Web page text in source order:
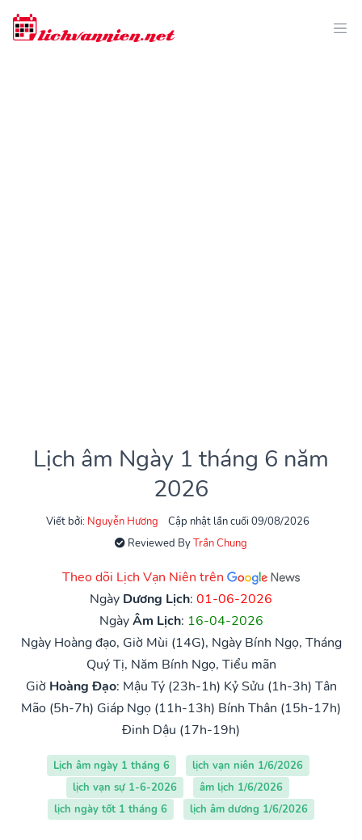
Lịch âm Ngày 1 tháng 6 năm
2026
Viết bởi: Nguyễn Hương
Cập nhật lần cuối 09/08/2026
Reviewed ByTrần Chung
Theo dõi Lịch Vạn Niên trên
Ngày Dương Lịch: 01-06-2026
NgàyÂm Lịch: 16-04-2026
Ngày Hoàng đạo, Giờ Mùi (14G), Ngày Bính Ngọ, Tháng
Quý Tị, Năm Bính Ngọ, Tiểu mãn
Giờ Hoàng Đạo: Mậu Tý (23h-1h) Kỷ Sửu (1h-3h) Tân
Mão (5h-7h) Giáp Ngọ (11h-13h) Bính Thân (15h-17h)
Đinh Dậu (17h-19h)
Lịch âm ngày 1 tháng 6
lịch vạn niên 1/6/2026
lịch vạn sự 1-6-2026
âm lịch 1/6/2026
lịch ngày tốt 1 tháng 6
lịch âm dương 1/6/2026